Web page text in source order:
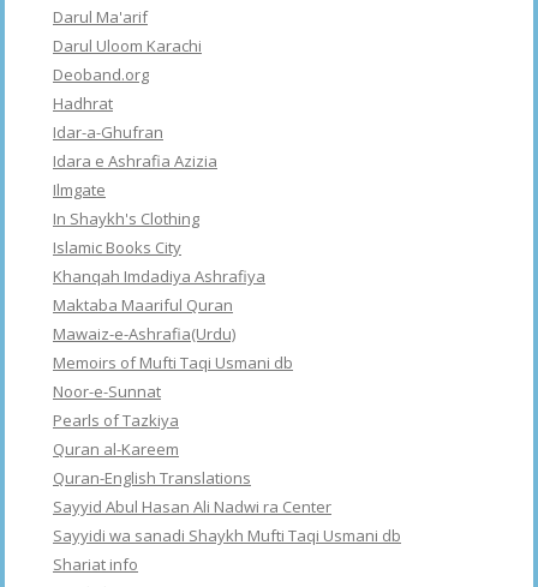
Darul Ma'arif
Darul Uloom Karachi
Deoband.org
Hadhrat
Idar-a-Ghufran
Idara e Ashrafia Azizia
Ilmgate
In Shaykh's Clothing
Islamic Books City
Khanqah Imdadiya Ashrafiya
Maktaba Maariful Quran
Mawaiz-e-Ashrafia(Urdu)
Memoirs of Mufti Taqi Usmani db
Noor-e-Sunnat
Pearls of Tazkiya
Quran al-Kareem
Quran-English Translations
Sayyid Abul Hasan Ali Nadwi ra Center
Sayyidi wa sanadi Shaykh Mufti Taqi Usmani db
Shariat info